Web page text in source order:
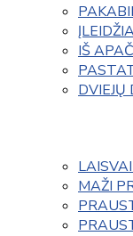
IŠ
MAŽI